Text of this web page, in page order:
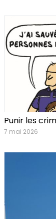
Punir les
7 mai 2026